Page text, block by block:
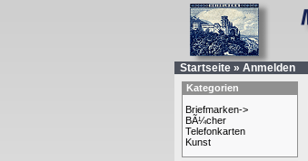
Startseite » Anmelden
Kategorien
Briefmarken->
BÃ¼cher
Telefonkarten
Kunst